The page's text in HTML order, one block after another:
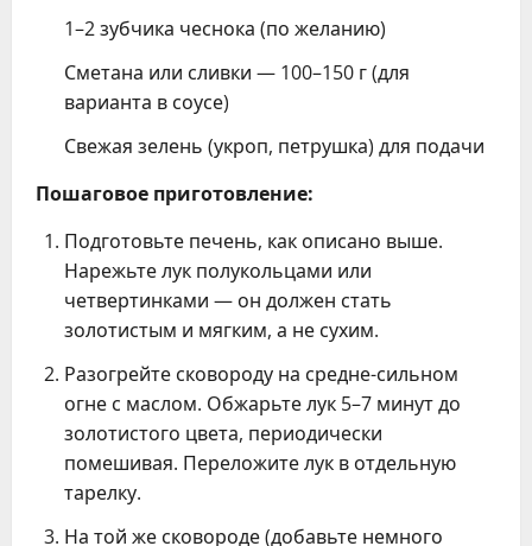
1–2 зубчика чеснока (по желанию)
Сметана или сливки — 100–150 г (для
варианта в соусе)
Свежая зелень (укроп, петрушка) для подачи
Пошаговое приготовление:
Подготовьте печень, как описано выше.
Нарежьте лук полукольцами или
четвертинками — он должен стать
золотистым и мягким, а не сухим.
Разогрейте сковороду на средне-сильном
огне с маслом. Обжарьте лук 5–7 минут до
золотистого цвета, периодически
помешивая. Переложите лук в отдельную
тарелку.
На той же сковороде (добавьте немного